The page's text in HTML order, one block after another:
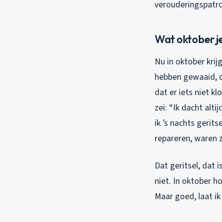
Wat oktober
Nu in oktober
hebben gewaaid,
dat er iets niet
zei: “Ik dacht
ik ’s nachts
repareren, waren
Dat geritsel, dat
niet. In oktober
Maar goed, laat